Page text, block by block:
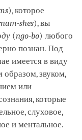
), которое
shes), вы
(ngo-bo) любого
познан. Под
имеется в виду
образом, звуком,
или
которые
слуховое,
и ментальное.